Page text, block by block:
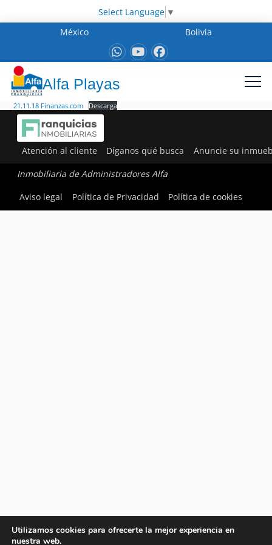
Select Language ▼
México
Bolivia
Alfa Playas
21.11.18 Finanzas.com Descarga
Atención al cliente Díganos qué busca Anuncie su
Inmobiliaria de Administradores Alfa
Aviso legal
Política de Privacidad Política de cookies
Utilizamos cookies para ofrecerte la mejor experiencia en
nuestra web.